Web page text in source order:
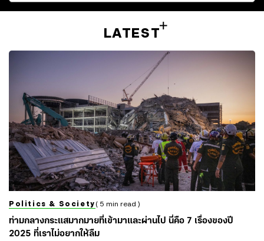
LATEST
Politics & Society ( 5 min read )
ท่ามกลางกระแสมากมายที่เข้ามาและผ่านไป นี่คือ 7 เรื่องของปี
2025 ที่เราไม่อยากให้ลืม